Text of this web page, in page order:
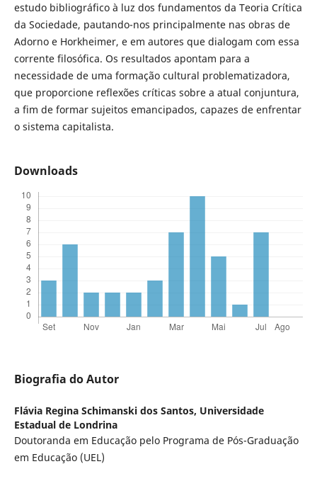
estudo bibliográfico à luz dos fundamentos da Teoria Crítica
da Sociedade, pautando-nos principalmente nas obras de
Adorno e Horkheimer, e em autores que dialogam com essa
corrente filosófica. Os resultados apontam para a
necessidade de uma formação cultural problematizadora,
que proporcione reflexões críticas sobre a atual conjuntura,
a fim de formar sujeitos emancipados, capazes de enfrentar
o sistema capitalista.
Downloads
Biografia do Autor
Flávia Regina Schimanski dos Santos, Universidade
Estadual de Londrina
Doutoranda em Educação pelo Programa de Pós-Graduação
em Educação (UEL)